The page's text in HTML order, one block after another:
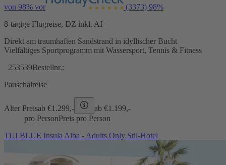
von 98% vor (3373) 98%
8-tägige Flugreise, DZ inkl. AI
Direkt am traumhaften Sandstrand in idyllischer Bucht
Vielfältiges Sportprogramm mit Wassersport, Tennis & Fitness
253539Bestellnr.:
Pauschalreise
Alter Preisab €1.299,- ab €1.199,-
pro PersonPreis pro Person
TUI BLUE Insula Alba - Adults Only Stil-Hotel